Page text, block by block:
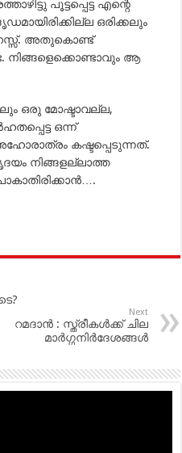
പൂട്ടപ്പെട്ട എന്റെ
ഒരിക്കലും
മനസ്സ്. അതുകൊണ്ട്
നിങ്ങളെക്കൊണ്ടാവും ആ
ഒരു മോഷ്ടാവല്ല,
ഒന്ന്
കഷ്ടപ്പെടുന്നത്.
നിങ്ങളല്ലാത്ത
Next
റമദാന്‍ : സ്ത്രീകള്‍ക്ക് ചില
മാര്‍ഗ്ഗനിര്‍ദേശങ്ങള്‍